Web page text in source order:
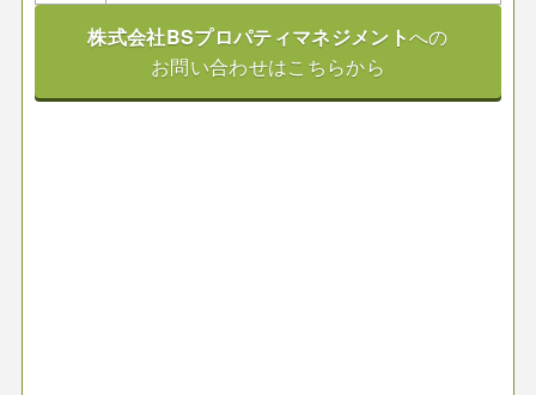
株式会社BSプロパティマネジメントへの
お問い合わせはこちらから